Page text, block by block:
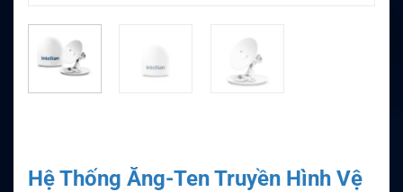
Hệ Thống Ăng-Ten Truyền Hình Vệ